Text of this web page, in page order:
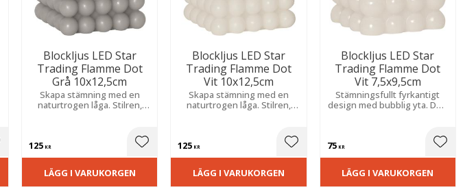
till i favoriter
Blockljus LED Star
Trading Flamme Dot
Grå 10x12,5cm
Skapa stämning med en
naturtrogen låga. Stilren,
125KR Lägg till i favoriter
LÄGG I VARUKORGEN
Blockljus LED Star
Trading Flamme Dot
Vit 10x12,5cm
Skapa stämning med en
naturtrogen låga. Stilren,
125 KR Lägg till i favoriter
LÄGG I VARUKORGEN
Blockljus LED Star
Trading Flamme Dot
Vit 7,5x9,5cm
Stämningsfullt fyrkantigt
design med bubblig yta. Den
75KR Lägg
LÄGG I VARUKORGEN